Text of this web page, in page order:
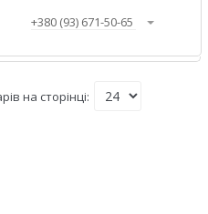
+380 (93) 671-50-65